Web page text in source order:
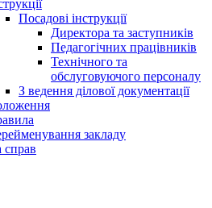
Посадові інструкції
Директора та заступників
Педагогічних працівників
Технічного та
обслуговуючого персоналу
З ведення ділової документації
закладу
справ